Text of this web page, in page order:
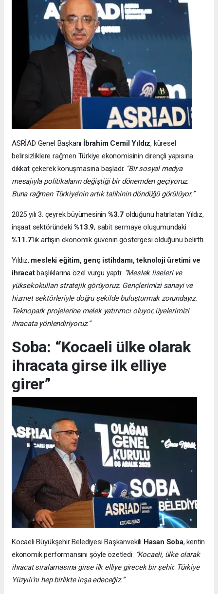
ASRİAD Genel Başkanı İbrahim Cemil Yıldız, küresel
belirsizliklere rağmen Türkiye ekonomisinin dirençli yapısına
dikkat çekerek konuşmasına başladı: “Bir sosyal medya
mesajıyla politikaların değiştiği bir dönemden geçiyoruz.
Buna rağmen Türkiye’nin artık talihinin döndüğü görülüyor.”
2025 yılı 3. çeyrek büyümesinin %3.7 olduğunu hatırlatan Yıldız,
inşaat sektöründeki%13.9, sabit sermaye oluşumundaki
%11.7’lik artışın ekonomik güvenin göstergesi olduğunu belirtti.
Yıldız, mesleki eğitim, genç istihdamı, teknoloji üretimi ve
ihracatbaşlıklarına özel vurgu yaptı: “Meslek liseleri ve
yüksekokulları stratejik görüyoruz. Gençlerimizi sanayi ve
hizmet sektörleriyle doğru şekilde buluşturmak zorundayız.
Teknopark projelerine melek yatırımcı oluyor, üyelerimizi
ihracata yönlendiriyoruz.”
Soba: “Kocaeli ülke olarak
ihracata girse ilk elliye
girer”
Kocaeli Büyükşehir Belediyesi Başkanvekili Hasan Soba, kentin
ekonomik performansını şöyle özetledi: “Kocaeli, ülke olarak
ihracat sıralamasına girse ilk elliye girecek bir şehir. Türkiye
Yüzyılı’nı hep birlikte inşa edeceğiz.”